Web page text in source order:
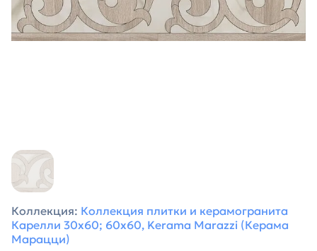
Коллекция: Коллекция плитки и керамогранита
Карелли 30х60; 60x60, Kerama Marazzi (Керама
Марацци)